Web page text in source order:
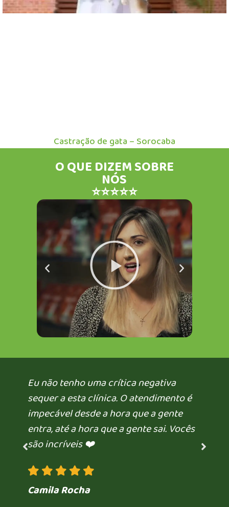
Castração de gata – Sorocaba
O QUE DIZEM SOBRE
NÓS
⭐⭐⭐⭐⭐
Reproduzir
Anterior Próximo
Eu não tenho uma crítica negativa
sequer a esta clínica. O atendimento é
impecável desde a hora que a gente
entra, até a hora que a gente sai. Vocês
são incríveis ❤️
Camila Rocha